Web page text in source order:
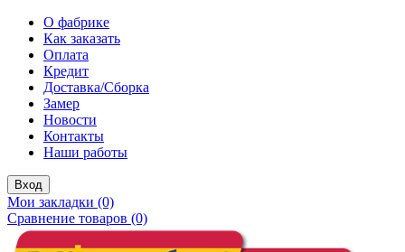
О фабрике
Как заказать
Оплата
Кредит
Доставка/Сборка
Замер
Новости
Контакты
Наши работы
Вход
Мои закладки (0)
Сравнение товаров (0)